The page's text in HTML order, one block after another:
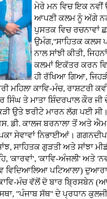
ਮੇਰੇ ਮਨ ਵਿਚ ਇਕ ਨਵੀਂ
ਆਪਣੀ ਕਲਮ ਨੂੰ ਅੱਗੇ
ਪੁਸਤਕ ਵਿਚ ਰਚਨਾਵਾਂ
ਉਮੰਗ,''ਸਾਹਿਤਕ ਕਲਸ
ਨਾਲ ਸਾਂਝੀ ਕੀਤੀ,
ਕਲਮਾਂ ਇਕੱਤਰ ਕਰਨ
ਹੀ ਰੱਖਿਆ ਗਿਆ,
ਮਹਿਲਾ ਕਾਵਿ-ਮੰਚ,
ਤੇ ਮਾਤਾ ਸ਼ਿੰਦਰਪਾਲ ਕੌਰ
ਉਤੇ ਝਰੀਟੇ ਮਾਰਨ ਲੱਗ ਪਈ
ਡੀ. ਕਾਲਜ ਬਰਨਾਲਾ ਤੋਂ ਅਤੇ
ਸੇਵਾਵਾਂ ਨਿਭਾਈਆਂ।
ਸਾਹਿਤਕ ਗੁੜਤੀ ਅਤੇ ਸਾਂਝਾ
'ਕਾਵਿ-ਅੰਜਲੀ' ਅਤੇ
ਪਟਿਆਲਾ) ਦੁਆਰਾ
ਮੰਚ ਵੱਲੋਂ ਦੋ ਬਾਰ
''ਪੰਜਾਬ ਸੱਥ'' ਦੇ ਪ੍ਰਧਾਨ